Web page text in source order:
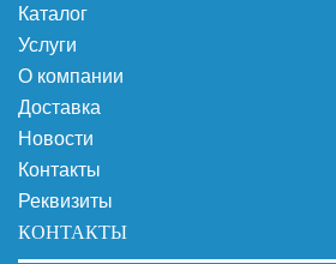
Каталог
Услуги
О компании
Доставка
Новости
Контакты
Реквизиты
КОНТАКТЫ